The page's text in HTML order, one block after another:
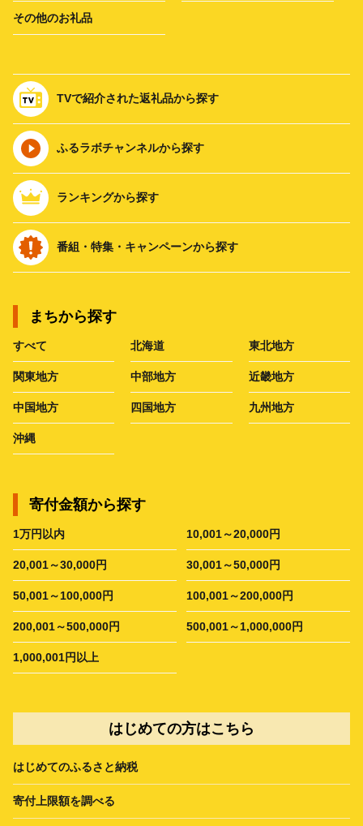
その他のお礼品
TVで紹介された返礼品から探す
ふるラボチャンネルから探す
ランキングから探す
番組・特集・キャンペーンから探す
まちから探す
すべて 北海道 東北地方
関東地方 中部地方 近畿地方
中国地方 四国地方 九州地方
沖縄
寄付金額から探す
1万円以内 10,001～20,000円
20,001～30,000円 30,001～50,000円
50,001～100,000円 100,001～200,000円
200,001～500,000円 500,001～1,000,000円
1,000,001円以上
はじめての方はこちら
はじめてのふるさと納税
寄付上限額を調べる